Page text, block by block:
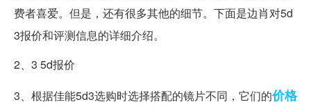
费者喜爱。但是，还有很多其他的细节。下面是边肖对5d
3报价和评测信息的详细介绍。
2、3 5d报价
3、根据佳能5d3选购时选择搭配的镜片不同，它们的价格